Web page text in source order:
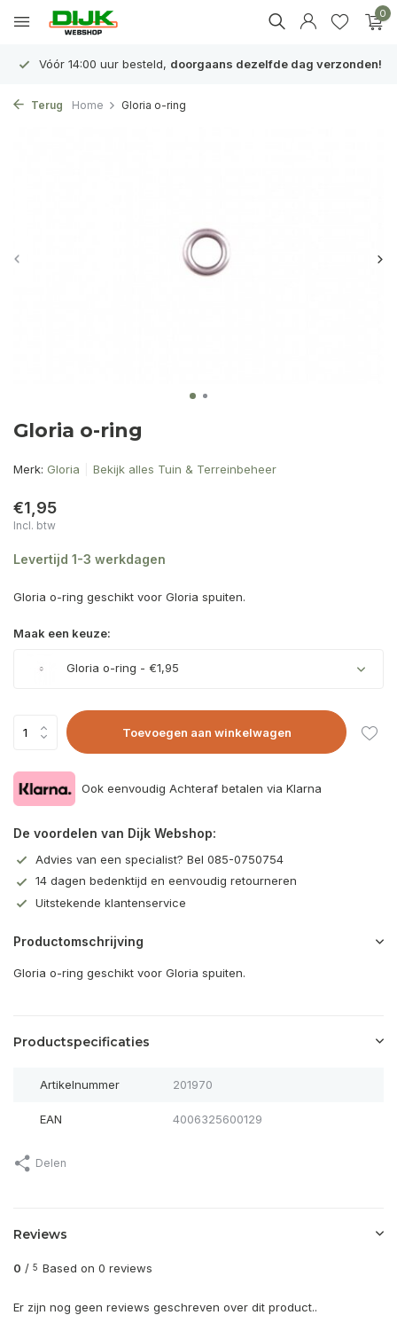
0
Vóór 14:00 uur besteld, doorgaans dezelfde dag verzonden!
Terug Home Gloria o-ring
Gloria o-ring
Merk: Gloria Bekijk alles Tuin & Terreinbeheer
€1,95
Incl. btw
Levertijd 1-3 werkdagen
Gloria o-ring geschikt voor Gloria spuiten.
Maak een keuze:
Gloria o-ring - €1,95
Toevoegen aan winkelwagen
Ook eenvoudig Achteraf betalen via Klarna
De voordelen van Dijk Webshop:
Advies van een specialist? Bel 085-0750754
14 dagen bedenktijd en eenvoudig retourneren
Uitstekende klantenservice
Productomschrijving
Gloria o-ring geschikt voor Gloria spuiten.
Productspecificaties
Artikelnummer 201970
EAN 4006325600129
Delen
Reviews
0 / 5 Based on 0 reviews
Er zijn nog geen reviews geschreven over dit product..